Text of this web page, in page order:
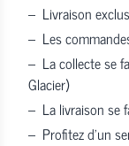
– Livraison
– Les
– La collecte se
Glacier)
– La livraison se
– Profitez d’un